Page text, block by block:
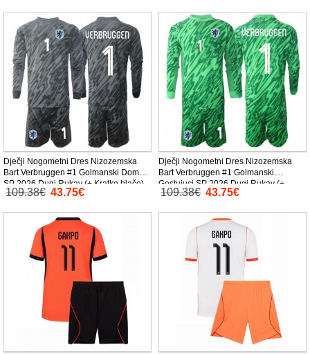
Dječji Nogometni Dres Nizozemska
Bart Verbruggen #1 Golmanski Domaci
SP 2026 Dugi Rukav (+ Kratke hlače)
109.38€ 43.75€
Dječji Nogometni Dres Nizozemska
Bart Verbruggen #1 Golmanski
Gostujuci SP 2026 Dugi Rukav (+
Kratke hlače)
109.38€ 43.75€